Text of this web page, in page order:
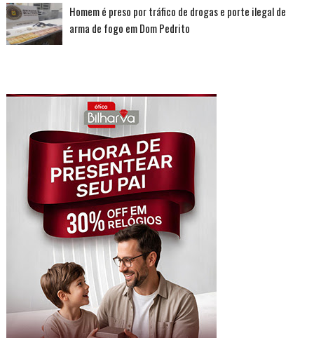
Homem é preso por tráfico de drogas e porte ilegal de
arma de fogo em Dom Pedrito